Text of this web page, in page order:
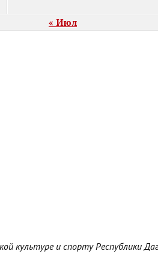
« Июл
культуре и спорту Республики